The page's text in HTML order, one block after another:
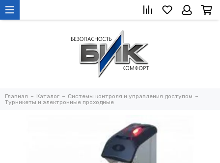
Главная Каталог
Системы контроля и управления доступом
Турникеты и электронные проходные